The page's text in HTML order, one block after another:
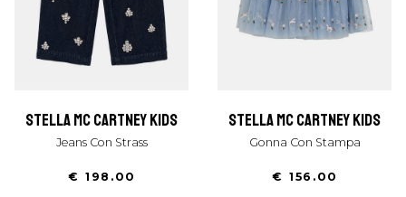
stella mc cartney kids
Jeans Con Strass
€ 198.00
stella mc cartney kids
Gonna Con Stampa
€ 156.00